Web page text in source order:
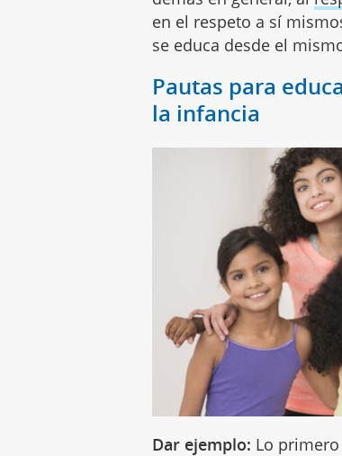
en el respeto a sí
se educa desde el
Pautas para
la infancia
Dar ejemplo: Lo